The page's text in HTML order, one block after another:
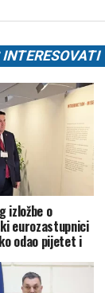
izložbe o
eurozastupnici
odao pijetet i